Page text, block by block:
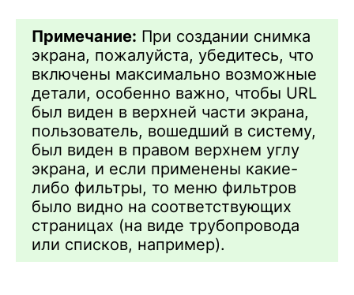
Примечание: При создании снимка
экрана, пожалуйста, убедитесь, что
включены максимально возможные
детали, особенно важно, чтобы URL
был виден в верхней части экрана,
пользователь, вошедший в систему,
был виден в правом верхнем углу
экрана, и если применены какие-
либо фильтры, то меню фильтров
было видно на соответствующих
страницах (на виде трубопровода
или списков, например).